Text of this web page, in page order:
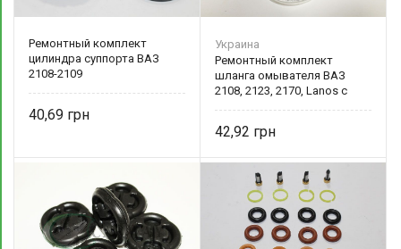
Ремонтный комплект
цилиндра суппорта ВАЗ
2108-2109
40,69
Украина
Ремонтный комплект
шланга омывателя ВАЗ
2108, 2123, 2170, Lanos с
42,92